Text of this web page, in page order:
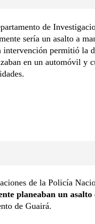
de
sería un asalto a
intervención permitió la
en un automóvil y
de la Policía
planeaban un asalto
de Guairá.